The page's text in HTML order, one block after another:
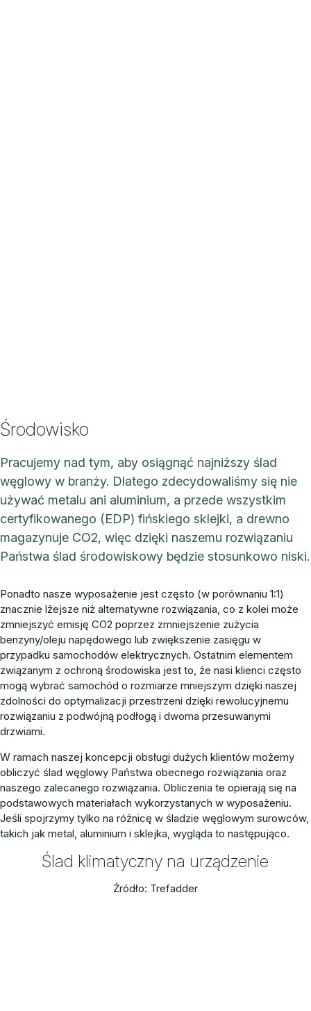
Środowisko
Pracujemy nad tym, aby osiągnąć najniższy ślad
węglowy w branży. Dlatego zdecydowaliśmy się nie
używać metalu ani aluminium, a przede wszystkim
certyfikowanego (EDP) fińskiego sklejki, a drewno
magazynuje CO2, więc dzięki naszemu rozwiązaniu
Państwa ślad środowiskowy będzie stosunkowo niski.
Ponadto nasze wyposażenie jest często (w porównaniu 1:1)
znacznie lżejsze niż alternatywne rozwiązania, co z kolei może
zmniejszyć emisję CO2 poprzez zmniejszenie zużycia
benzyny/oleju napędowego lub zwiększenie zasięgu w
przypadku samochodów elektrycznych. Ostatnim elementem
związanym z ochroną środowiska jest to, że nasi klienci często
mogą wybrać samochód o rozmiarze mniejszym dzięki naszej
zdolności do optymalizacji przestrzeni dzięki rewolucyjnemu
rozwiązaniu z podwójną podłogą i dwoma przesuwanymi
drzwiami.
W ramach naszej koncepcji obsługi dużych klientów możemy
obliczyć ślad węglowy Państwa obecnego rozwiązania oraz
naszego zalecanego rozwiązania. Obliczenia te opierają się na
podstawowych materiałach wykorzystanych w wyposażeniu.
Jeśli spojrzymy tylko na różnicę w śladzie węglowym surowców,
takich jak metal, aluminium i sklejka, wygląda to następująco.
Ślad klimatyczny na urządzenie
Źródło: Trefadder